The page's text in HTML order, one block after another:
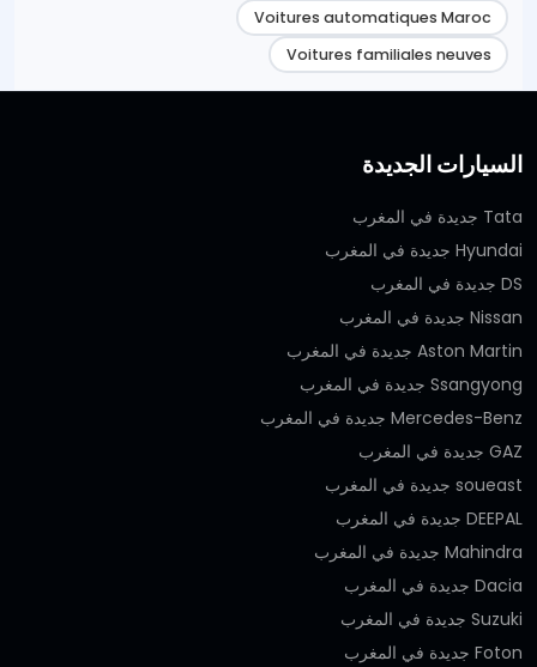
Voitures automatiques Maroc
Voitures familiales neuves
السيارات الجديدة
Tata جديدة في المغرب
Hyundai جديدة في المغرب
DS جديدة في المغرب
Nissan جديدة في المغرب
Aston Martin جديدة في المغرب
Ssangyong جديدة في المغرب
Mercedes-Benz جديدة في المغرب
GAZ جديدة في المغرب
soueast جديدة في المغرب
DEEPAL جديدة في المغرب
Mahindra جديدة في المغرب
Dacia جديدة في المغرب
Suzuki جديدة في المغرب
Foton جديدة في المغرب